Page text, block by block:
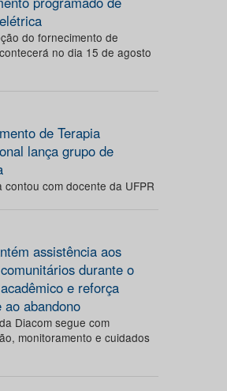
do fornecimento de
no dia 15 de agosto
de Terapia
lança grupo de
contou com docente da UFPR
assistência aos
durante o
e reforça
ao abandono
Diacom segue com
monitoramento e cuidados